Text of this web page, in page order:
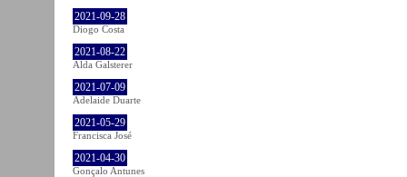
2021-09-28
Diogo Costa
2021-08-22
Alda Galsterer
2021-07-09
Adelaide Duarte
2021-05-29
Francisca José
2021-04-30
Gonçalo Antunes